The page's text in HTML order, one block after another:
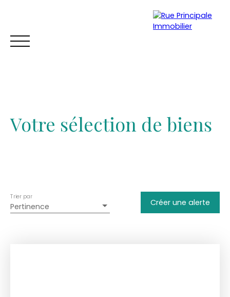
Votre sélection de biens
Pertinence
Trier par
Créer une alerte